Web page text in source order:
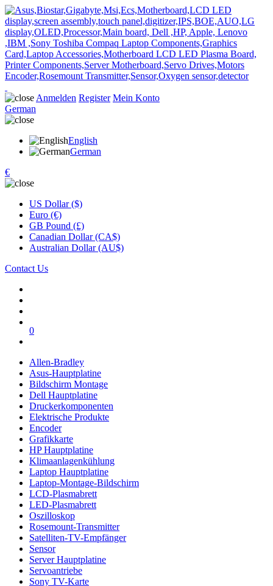
Anmelden Register Mein Konto
German
English
German
€
US Dollar ($)
Euro (€)
GB Pound (£)
Canadian Dollar (CA$)
Australian Dollar (AU$)
Contact Us
0
Allen-Bradley
Asus-Hauptplatine
Bildschirm Montage
Dell Hauptplatine
Druckerkomponenten
Elektrische Produkte
Encoder
Grafikkarte
HP Hauptplatine
Klimaanlagenkühlung
Laptop Hauptplatine
Laptop-Montage-Bildschirm
LCD-Plasmabrett
LED-Plasmabrett
Oszilloskop
Rosemount-Transmitter
Satelliten-TV-Empfänger
Sensor
Server Hauptplatine
Servoantriebe
Sony TV-Karte